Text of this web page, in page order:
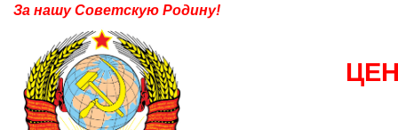
За нашу Советскую Родину!